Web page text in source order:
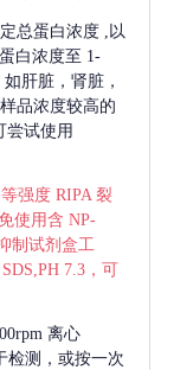
总蛋白浓度 ,以
白浓度至 1-
肝脏，肾脏，
品浓度较高的
尝试使用
强度 RIPA 裂
使用含 NP-
制试剂盒工
7.3，可
离心
检测，或按一次